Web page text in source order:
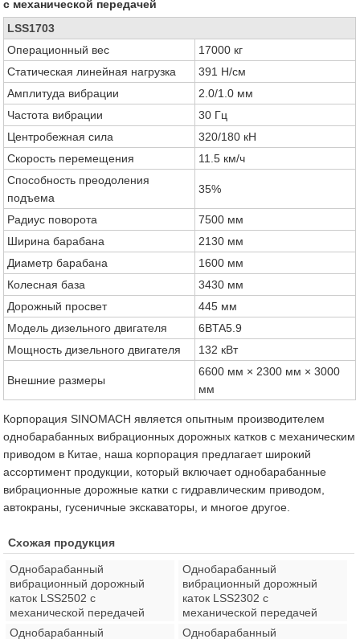
с механической передачей
LSS1703
Операционный вес
17000 кг
Статическая линейная нагрузка
391 Н/см
Амплитуда вибрации
2.0/1.0 мм
Частота вибрации
30 Гц
Центробежная сила
320/180 кН
Скорость перемещения
11.5 км/ч
Способность преодоления
подъема
35%
Радиус поворота
7500 мм
Ширина барабана
2130 мм
Диаметр барабана
1600 мм
Колесная база
3430 мм
Дорожный просвет
445 мм
Модель дизельного двигателя
6BTA5.9
Мощность дизельного двигателя
132 кВт
Внешние размеры
6600 мм × 2300 мм × 3000
мм
Корпорация SINOMACH является опытным производителем
однобарабанных вибрационных дорожных катков с механическим
приводом в Китае, наша корпорация предлагает широкий
ассортимент продукции, который включает однобарабанные
вибрационные дорожные катки с гидравлическим приводом,
автокраны, гусеничные экскаваторы, и многое другое.
Схожая продукция
Однобарабанный
вибрационный дорожный
каток LSS2502 с
механической передачей
Однобарабанный
вибрационный дорожный
каток LSS2302 с
механической передачей
Однобарабанный
Однобарабанный